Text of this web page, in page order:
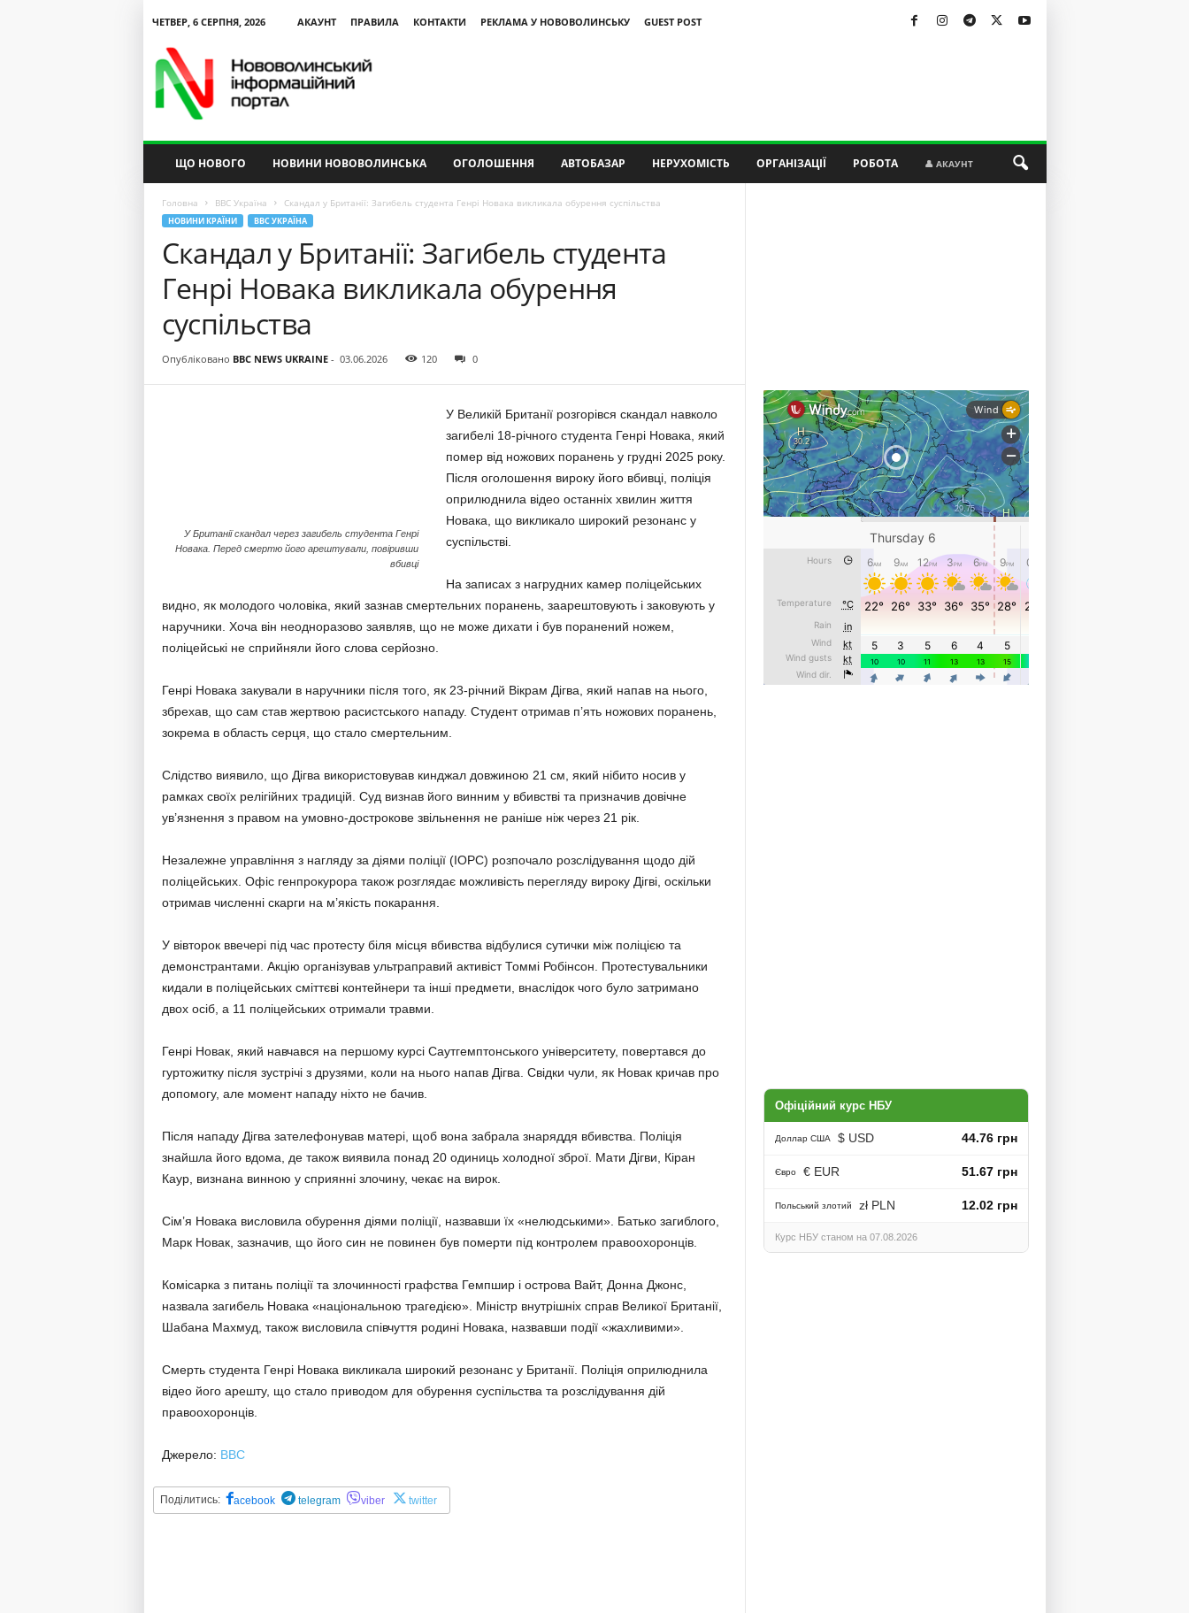
ЧЕТВЕР, 6 СЕРПНЯ, 2026 АКАУНТ ПРАВИЛА КОНТАКТИ РЕКЛАМА У НОВОВОЛИНСЬКУ
GUEST POST
ЩО НОВОГО НОВИНИ НОВОВОЛИНСЬКА ОГОЛОШЕННЯ АВТОБАЗАР НЕРУХОМІСТЬ ОРГАНІЗАЦІЇ РОБОТА 👤 АКАУНТ
Головна BBC Україна Скандал у Британії: Загибель студента Генрі Новака викликала обурення суспільства
НОВИНИ КРАЇНИ BBC УКРАЇНА
Скандал у Британії: Загибель студента
Генрі Новака викликала обурення
суспільства
Опубліковано BBC NEWS UKRAINE- 03.06.2026 120 0
У Британії скандал через загибель студента Генрі
Новака. Перед смертю його арештували, повіривши
вбивці
У Великій Британії розгорівся скандал навколо
загибелі 18-річного студента Генрі Новака, який
помер від ножових поранень у грудні 2025 року.
Після оголошення вироку його вбивці, поліція
оприлюднила відео останніх хвилин життя
Новака, що викликало широкий резонанс у
суспільстві.
На записах з нагрудних камер поліцейських
видно, як молодого чоловіка, який зазнав смертельних поранень, заарештовують і заковують у
наручники. Хоча він неодноразово заявляв, що не може дихати і був поранений ножем,
поліцейські не сприйняли його слова серйозно.
Генрі Новака закували в наручники після того, як 23-річний Вікрам Дігва, який напав на нього,
збрехав, що сам став жертвою расистського нападу. Студент отримав п’ять ножових поранень,
зокрема в область серця, що стало смертельним.
Слідство виявило, що Дігва використовував кинджал довжиною 21 см, який нібито носив у
рамках своїх релігійних традицій. Суд визнав його винним у вбивстві та призначив довічне
ув’язнення з правом на умовно-дострокове звільнення не раніше ніж через 21 рік.
Незалежне управління з нагляду за діями поліції (IOPC) розпочало розслідування щодо дій
поліцейських. Офіс генпрокурора також розглядає можливість перегляду вироку Дігві, оскільки
отримав численні скарги на м’якість покарання.
У вівторок ввечері під час протесту біля місця вбивства відбулися сутички між поліцією та
демонстрантами. Акцію організував ультраправий активіст Томмі Робінсон. Протестувальники
кидали в поліцейських сміттєві контейнери та інші предмети, внаслідок чого було затримано
двох осіб, а 11 поліцейських отримали травми.
Генрі Новак, який навчався на першому курсі Саутгемптонського університету, повертався до
гуртожитку після зустрічі з друзями, коли на нього напав Дігва. Свідки чули, як Новак кричав про
допомогу, але момент нападу ніхто не бачив.
Після нападу Дігва зателефонував матері, щоб вона забрала знаряддя вбивства. Поліція
знайшла його вдома, де також виявила понад 20 одиниць холодної зброї. Мати Дігви, Кіран
Каур, визнана винною у сприянні злочину, чекає на вирок.
Сім’я Новака висловила обурення діями поліції, назвавши їх «нелюдськими». Батько загиблого,
Марк Новак, зазначив, що його син не повинен був померти під контролем правоохоронців.
Комісарка з питань поліції та злочинності графства Гемпшир і острова Вайт, Донна Джонс,
назвала загибель Новака «національною трагедією». Міністр внутрішніх справ Великої Британії,
Шабана Махмуд, також висловила співчуття родині Новака, назвавши події «жахливими».
Смерть студента Генрі Новака викликала широкий резонанс у Британії. Поліція оприлюднила
відео його арешту, що стало приводом для обурення суспільства та розслідування дій
правоохоронців.
Джерело: BBC
Поділитись: acebook telegram viber twitter
Офіційний курс НБУ
Доллар США $ USD 44.76 грн
Євро € EUR 51.67 грн
Польський злотий zł PLN 12.02 грн
Курс НБУ станом на 07.08.2026